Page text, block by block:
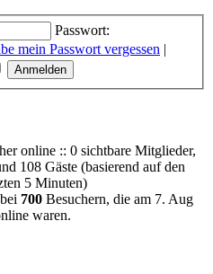
Passwort:
mein Passwort vergessen |
online :: 0 sichtbare Mitglieder,
108 Gäste (basierend auf den
5 Minuten)
700 Besuchern, die am 7. Aug
waren.